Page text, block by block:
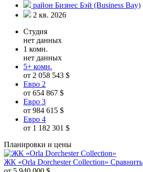
район Бизнес Бэй (Business Bay)
2 кв. 2026
Студия
нет данных
1 комн.
нет данных
5+ комн.
от 2 058 543 $
Евро 2
от 654 867 $
Евро 3
от 984 615 $
Евро 4
от 1 182 301 $
Планировки и цены
ЖК «Orla Dorchester Collection» Сравнить